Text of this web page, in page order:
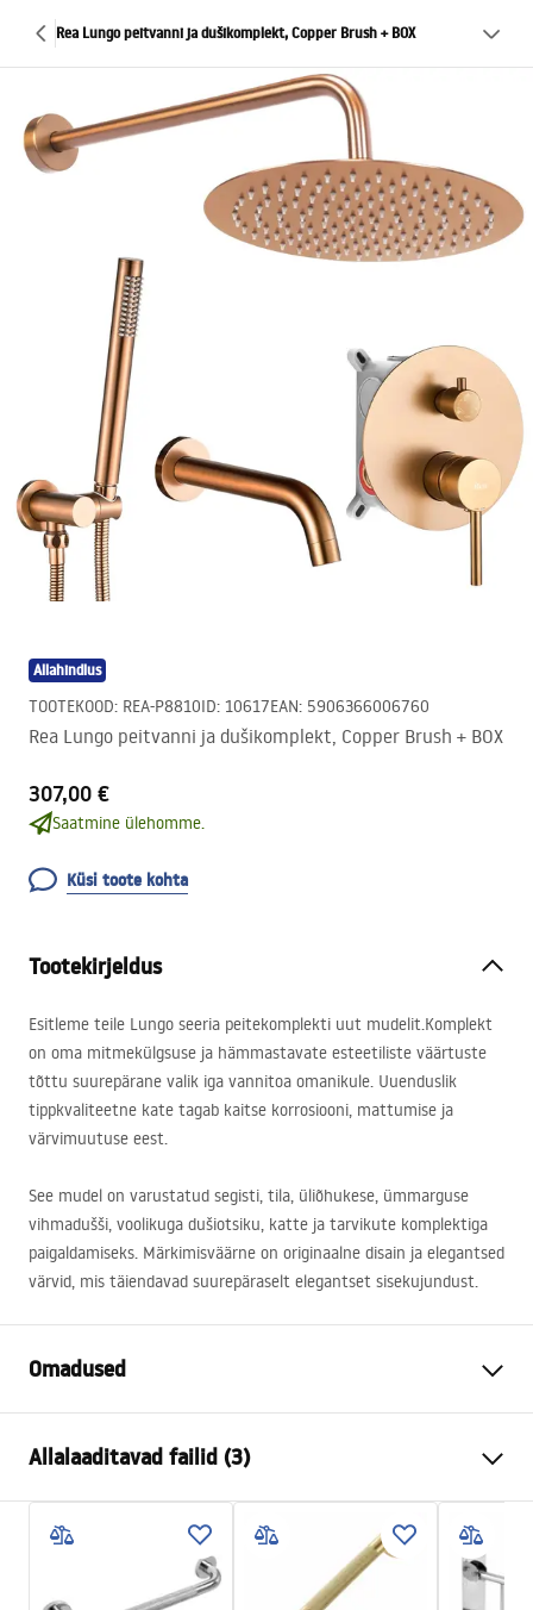
Rea Lungo peitvanni ja dušikomplekt, Copper Brush + BOX
Allahindlus
TOOTEKOOD: REA-P8810ID: 10617EAN: 5906366006760
Rea Lungo peitvanni ja dušikomplekt, Copper Brush + BOX
307,00 €
Saatmine ülehomme.
Küsi toote kohta
Tootekirjeldus
Esitleme teile Lungo seeria peitekomplekti uut mudelit.Komplekt
on oma mitmekülgsuse ja hämmastavate esteetiliste väärtuste
tõttu suurepärane valik iga vannitoa omanikule. Uuenduslik
tippkvaliteetne kate tagab kaitse korrosiooni, mattumise ja
värvimuutuse eest.
See mudel on varustatud segisti, tila, üliõhukese, ümmarguse
vihmadušši, voolikuga dušiotsiku, katte ja tarvikute komplektiga
paigaldamiseks. Märkimisväärne on originaalne disain ja elegantsed
värvid, mis täiendavad suurepäraselt elegantset sisekujundust.
Omadused
Materjal
Kraani tüüp
Ühehoovaga
Paigaldusviis
Seina sisse paigaldatav
Kõrguse reguleerimine
Allalaaditavad failid (3)
Turvalisuse teave
Safety_Information_Shower_set.pdf